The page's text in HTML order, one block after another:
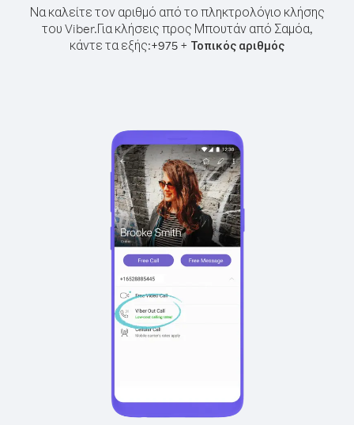
Να καλείτε τον αριθμό από το πληκτρολόγιο κλήσης
του Viber.Για κλήσεις προς Μπουτάν από Σαμόα,
κάντε τα εξής:+975 + Τοπικός αριθμός